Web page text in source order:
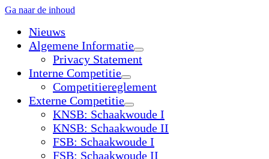
Ga naar de inhoud
Nieuws
Algemene Informatie
open
dropdown
Privacy Statement
Interne Competitie
open
dropdown
Competitiereglement
Externe Competitie
open
dropdown
menu
KNSB: Schaakwoude I
KNSB: Schaakwoude II
FSB: Schaakwoude I
FSB: Schaakwoude II